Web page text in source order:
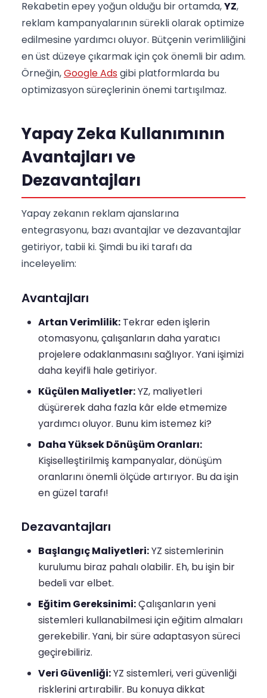
Rekabetin epey yoğun olduğu bir ortamda,YZ,
reklam kampanyalarının sürekli olarak optimize
edilmesine yardımcı oluyor. Bütçenin verimliliğini
en üst düzeye çıkarmak için çok önemli bir adım.
Örneğin,Google Adsgibi platformlarda bu
optimizasyon süreçlerinin önemi tartışılmaz.
Yapay Zeka Kullanımının
Avantajları ve
Dezavantajları
Yapay zekanın reklam ajanslarına
entegrasyonu, bazı avantajlar ve dezavantajlar
getiriyor, tabii ki. Şimdi bu iki tarafı da
inceleyelim:
Avantajları
Artan Verimlilik: Tekrar eden işlerin
otomasyonu, çalışanların daha yaratıcı
projelere odaklanmasını sağlıyor. Yani işimizi
daha keyifli hale getiriyor.
Küçülen Maliyetler:YZ, maliyetleri
düşürerek daha fazla kâr elde etmemize
yardımcı oluyor. Bunu kim istemez ki?
Daha Yüksek Dönüşüm Oranları:
Kişiselleştirilmiş kampanyalar, dönüşüm
oranlarını önemli ölçüde artırıyor. Bu da işin
en güzel tarafı!
Dezavantajları
Başlangıç Maliyetleri:YZ sistemlerinin
kurulumu biraz pahalı olabilir. Eh, bu işin bir
bedeli var elbet.
Eğitim Gereksinimi:Çalışanların yeni
sistemleri kullanabilmesi için eğitim almaları
gerekebilir. Yani, bir süre adaptasyon süreci
geçirebiliriz.
Veri Güvenliği:YZ sistemleri, veri güvenliği
risklerini artırabilir. Bu konuya dikkat